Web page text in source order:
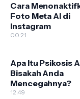
Cara
Foto Meta AI di
Instagram
00.21
Apa Itu Psikosis
Bisakah Anda
Mencegahnya?
12.49